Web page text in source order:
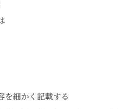
を細かく記載する